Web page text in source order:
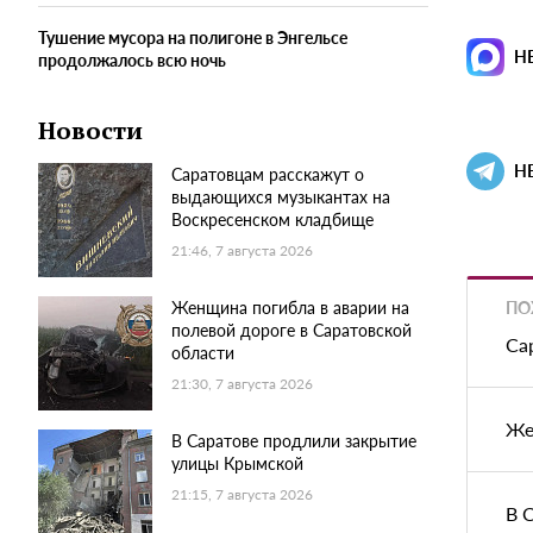
Тушение мусора на полигоне в Энгельсе
продолжалось всю ночь
Новости
Саратовцам расскажут о
выдающихся музыкантах на
Воскресенском кладбище
21:46, 7 августа 2026
Женщина погибла в аварии на
полевой дороге в Саратовской
области
21:30, 7 августа 2026
В Саратове продлили закрытие
улицы Крымской
21:15, 7 августа 2026
В